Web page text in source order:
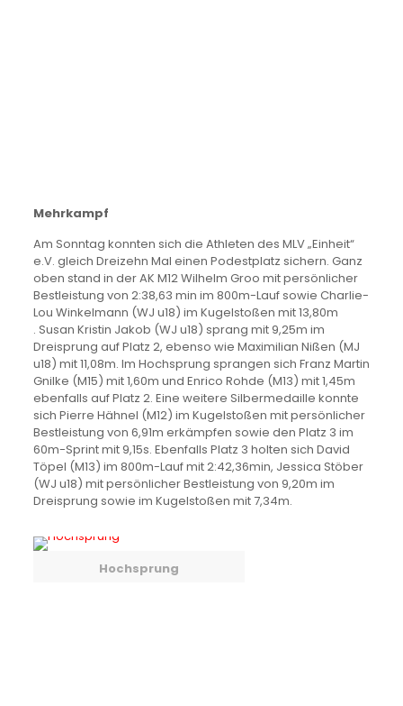
Mehrkampf
Am Sonntag konnten sich die Athleten des MLV „Einheit“
e.V. gleich Dreizehn Mal einen Podestplatz sichern. Ganz
oben stand in der AK M12 Wilhelm Groo mit persönlicher
Bestleistung von 2:38,63 min im 800m-Lauf sowie Charlie-
Lou Winkelmann (WJ u18) im Kugelstoßen mit 13,80m
. Susan Kristin Jakob (WJ u18) sprang mit 9,25m im
Dreisprung auf Platz 2, ebenso wie Maximilian Nißen (MJ
u18) mit 11,08m. Im Hochsprung sprangen sich Franz Martin
Gnilke (M15) mit 1,60m und Enrico Rohde (M13) mit 1,45m
ebenfalls auf Platz 2. Eine weitere Silbermedaille konnte
sich Pierre Hähnel (M12) im Kugelstoßen mit persönlicher
Bestleistung von 6,91m erkämpfen sowie den Platz 3 im
60m-Sprint mit 9,15s. Ebenfalls Platz 3 holten sich David
Töpel (M13) im 800m-Lauf mit 2:42,36min, Jessica Stöber
(WJ u18) mit persönlicher Bestleistung von 9,20m im
Dreisprung sowie im Kugelstoßen mit 7,34m.
Hochsprung